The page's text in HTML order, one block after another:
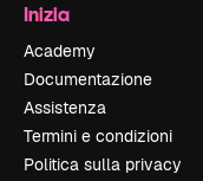
Inizia
Academy
Documentazione
Assistenza
Termini e condizioni
Politica sulla privacy